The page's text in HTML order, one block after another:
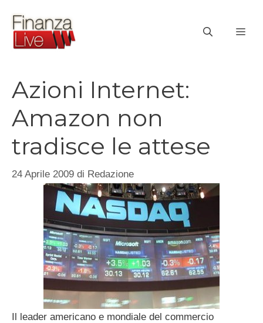
contenuto
Azioni Internet:
Amazon non
tradisce le attese
24 Aprile 2009 di Redazione
Il leader americano e mondiale del commercio